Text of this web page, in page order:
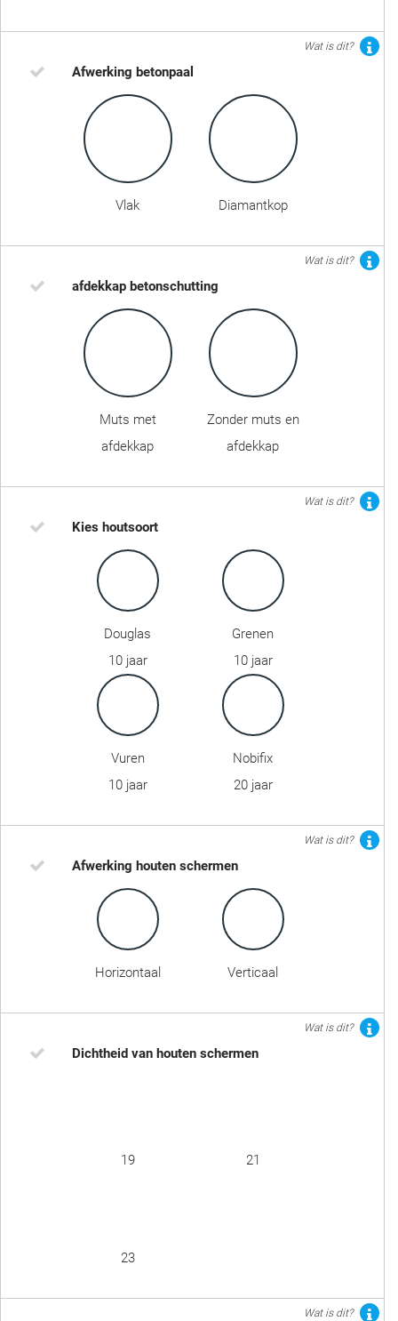
Wat is dit?
Afwerking betonpaal
Vlak Diamantkop
Wat is dit?
afdekkap betonschutting
Muts met
afdekkap
Zonder muts en
afdekkap
Wat is dit?
Kies houtsoort
Douglas
10 jaar
Grenen
10 jaar
Vuren
10 jaar
Nobifix
20 jaar
Wat is dit?
Afwerking houten schermen
Horizontaal Verticaal
Wat is dit?
Dichtheid van houten schermen
19 21
23
Wat is dit?